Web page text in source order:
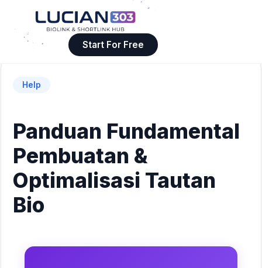
Start For Free
Help
Panduan Fundamental
Pembuatan &
Optimalisasi Tautan
Bio